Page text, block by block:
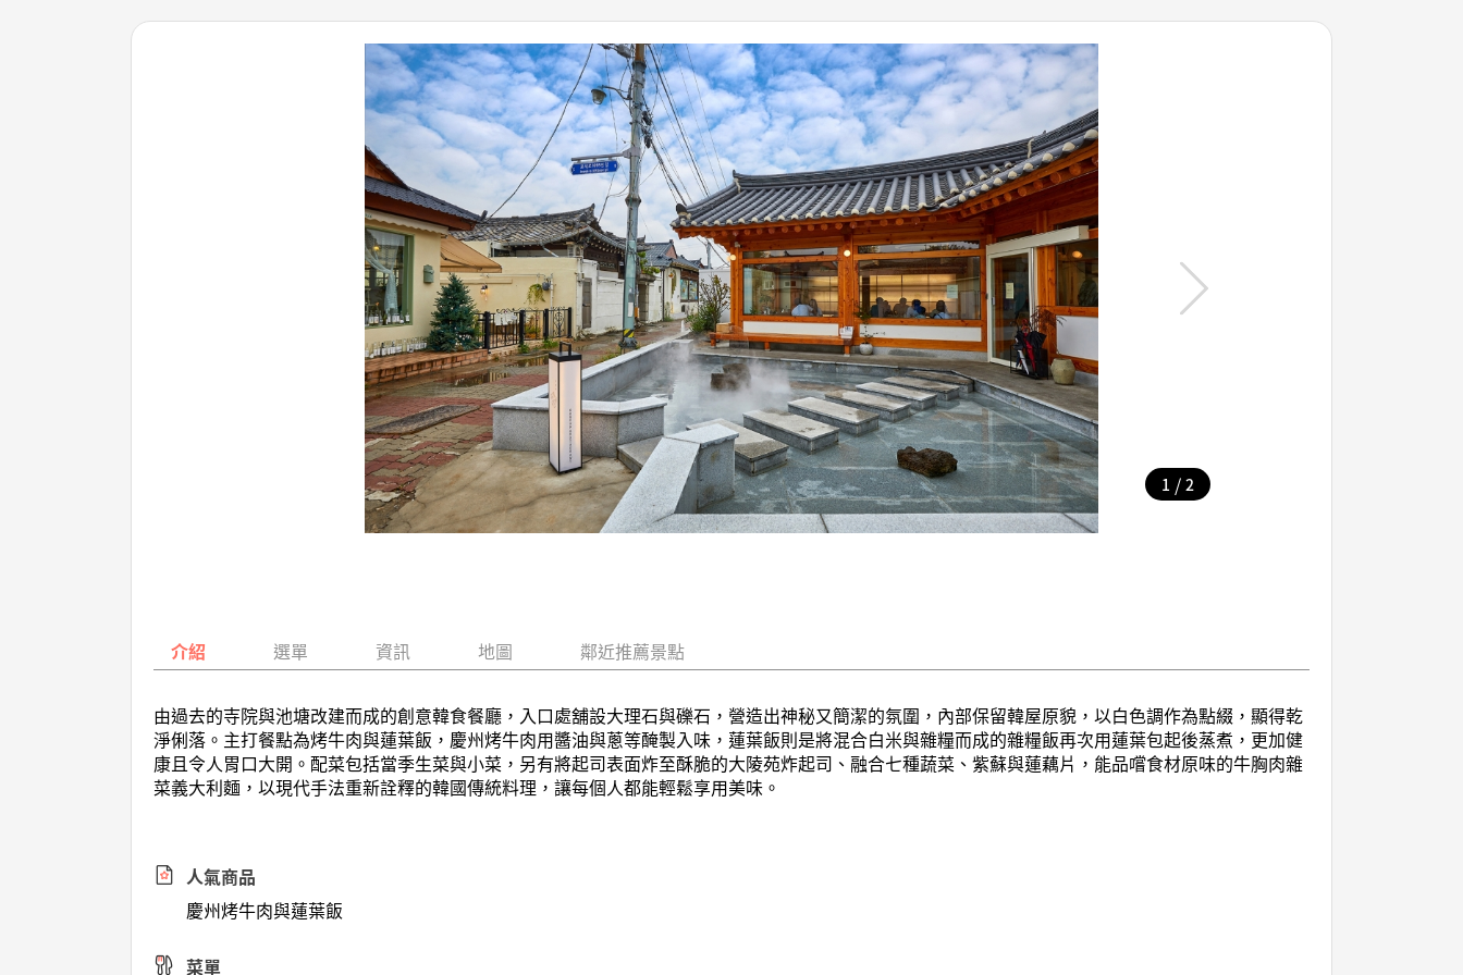
1 / 2
介紹 選單 資訊 地圖 鄰近推薦景點
由過去的寺院與池塘改建而成的創意韓食餐廳，入口處舖設大理石與礫石，營造出神秘又簡潔的氛圍，內部保留韓屋原貌，以白色調作為點綴，顯得乾
淨俐落。主打餐點為烤牛肉與蓮葉飯，慶州烤牛肉用醬油與蔥等醃製入味，蓮葉飯則是將混合白米與雜糧而成的雜糧飯再次用蓮葉包起後蒸煮，更加健
康且令人胃口大開。配菜包括當季生菜與小菜，另有將起司表面炸至酥脆的大陵苑炸起司、融合七種蔬菜、紫蘇與蓮藕片，能品嚐食材原味的牛胸肉雜
菜義大利麵，以現代手法重新詮釋的韓國傳統料理，讓每個人都能輕鬆享用美味。
人氣商品
慶州烤牛肉與蓮葉飯
菜單